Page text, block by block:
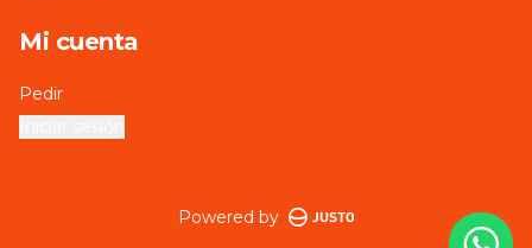
Mi cuenta
Pedir
Powered by